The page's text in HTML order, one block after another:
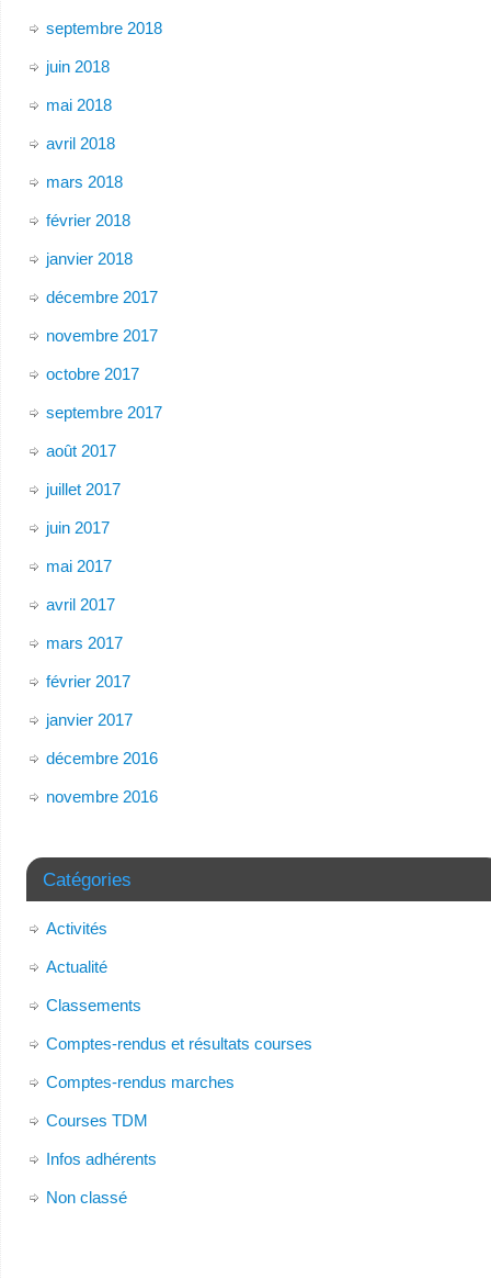
septembre 2018
juin 2018
mai 2018
avril 2018
mars 2018
février 2018
janvier 2018
décembre 2017
novembre 2017
octobre 2017
septembre 2017
août 2017
juillet 2017
juin 2017
mai 2017
avril 2017
mars 2017
février 2017
janvier 2017
décembre 2016
novembre 2016
Catégories
Activités
Actualité
Classements
Comptes-rendus et résultats courses
Comptes-rendus marches
Courses TDM
Infos adhérents
Non classé